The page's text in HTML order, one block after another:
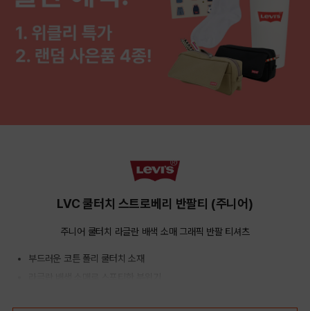
LVC 쿨터치 스트로베리 반팔티 (주니어)
주니어 쿨터치 라글란 배색 소매 그래픽 반팔 티셔츠
부드러운 코튼 폴리 쿨터치 소재